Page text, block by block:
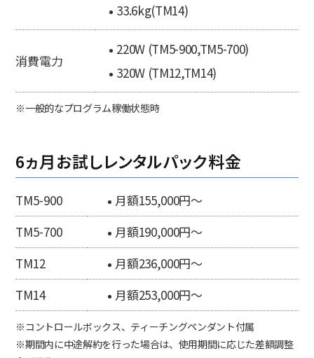
33.6kg(TM14)
消費電力
220W (TM5-900,TM5-700)
320W (TM12,TM14)
※一般的なプログラム稼働状態時
6ヵ月お試しレンタルパック料金
TM5-900
月額155,000円～
TM5-700
月額190,000円～
TM12
月額236,000円～
TM14
月額253,000円～
※コントロールボックス、ティーチングペンダント付属
※期間内に中途解約を行った場合は、使用期間に応じた差額調整